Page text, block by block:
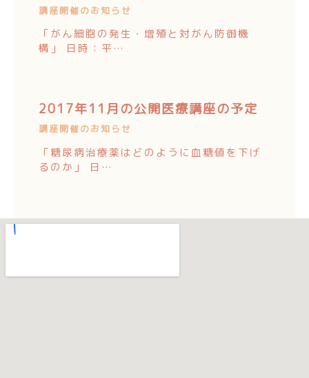
講座開催のお知らせ
「がん細胞の発生・増殖と対がん防御機
構」 日時：平…
2017年11月の公開医療講座の予定
講座開催のお知らせ
「糖尿病治療薬はどのように血糖値を下げ
るのか」 日…